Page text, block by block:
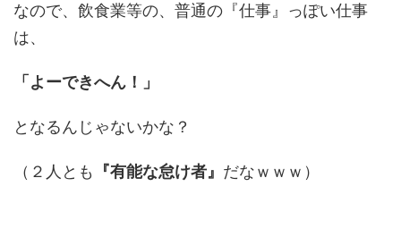
なので、飲食業等の、普通の『仕事』っぽい仕事
は、
「よーできへん！」
となるんじゃないかな？
（２人とも 『有能な怠け者』 だなｗｗｗ）